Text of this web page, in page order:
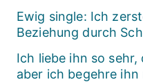
Ewig single: Ich
Beziehung durch
Ich liebe ihn so
aber ich begehre ihn